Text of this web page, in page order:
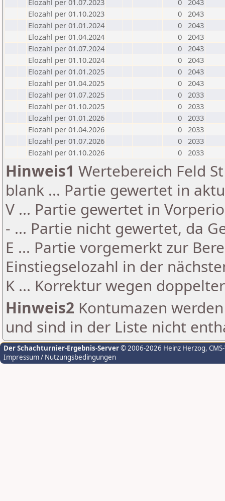
Elozahl per 01.07.2023
0 2043
Elozahl per 01.10.2023
0 2043
Elozahl per 01.01.2024
0 2043
Elozahl per 01.04.2024
0 2043
Elozahl per 01.07.2024
0 2043
Elozahl per 01.10.2024
0 2043
Elozahl per 01.01.2025
0 2043
Elozahl per 01.04.2025
0 2043
Elozahl per 01.07.2025
0 2033
Elozahl per 01.10.2025
0 2033
Elozahl per 01.01.2026
0 2033
Elozahl per 01.04.2026
0 2033
Elozahl per 01.07.2026
0 2033
Elozahl per 01.10.2026
0 2033
Hinweis1 Wertebereich Feld
blank ... Partie gewertet in
V ... Partie gewertet in
- ... Partie nicht gewertet, da
E ... Partie vorgemerkt zur
Einstiegselozahl in der
K ... Korrektur wegen
Hinweis2 Kontumazen
und sind in der Liste nicht
Der Schachturnier-Ergebnis-Server© 2006-2026 Heinz Herzog,
Impressum / Nutzungsbedingungen